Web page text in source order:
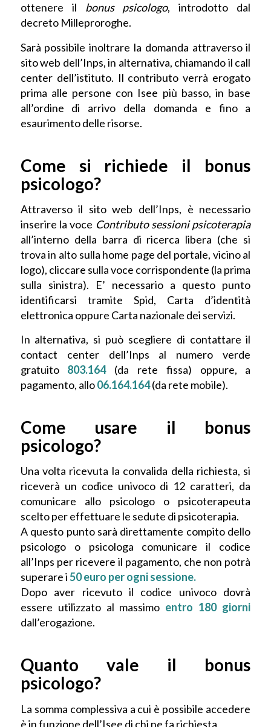
ottenere il bonus psicologo, introdotto dal
decreto Milleproroghe.
Sarà possibile inoltrare la domanda attraverso il
sito web dell’Inps, in alternativa, chiamando il call
center dell’istituto. Il contributo verrà erogato
prima alle persone con Isee più basso, in base
all’ordine di arrivo della domanda e fino a
esaurimento delle risorse.
Come si richiede il bonus
psicologo?
Attraverso il sito web dell’Inps, è necessario
inserire la voce Contributo sessioni psicoterapia
all’interno della barra di ricerca libera (che si
trova in alto sulla home page del portale, vicino al
logo), cliccare sulla voce corrispondente (la prima
sulla sinistra). E’ necessario a questo punto
identificarsi tramite Spid, Carta d’identità
elettronica oppure Carta nazionale dei servizi.
In alternativa, si può scegliere di contattare il
contact center dell’Inps al numero verde
gratuito803.164(da rete fissa) oppure, a
pagamento, allo06.164.164(da rete mobile).
Come usare il bonus
psicologo?
Una volta ricevuta la convalida della richiesta, si
riceverà un codice univoco di 12 caratteri, da
comunicare allo psicologo o psicoterapeuta
scelto per effettuare le sedute di psicoterapia.
A questo punto sarà direttamente compito dello
psicologo o psicologa comunicare il codice
all’Inps per ricevere il pagamento, che non potrà
superare i50 euro per ogni sessione.
Dopo aver ricevuto il codice univoco dovrà
essere utilizzato al massimo entro 180 giorni
dall’erogazione.
Quanto vale il bonus
psicologo?
La somma complessiva a cui è possibile accedere
è in funzione dell’Isee di chi ne fa richiesta.